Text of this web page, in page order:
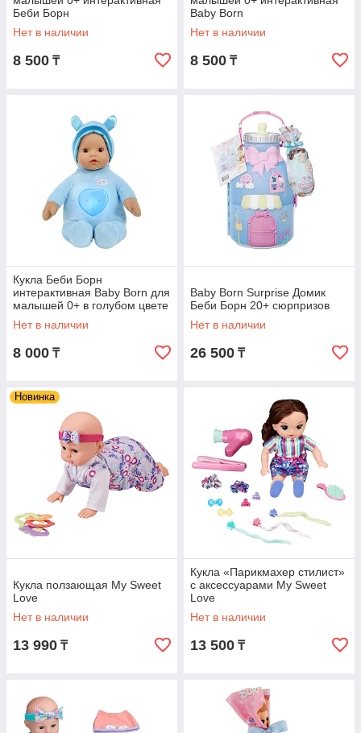
Беби Борн
Нет в наличии
8 500 ₸
Baby Born
Нет в наличии
8 500 ₸
Кукла Беби Борн
интерактивная Baby Born для
малышей 0+ в голубом цвете
Нет в наличии
8 000 ₸
Baby Born Surprise Домик
Беби Борн 20+ сюрпризов
Нет в наличии
26 500 ₸
Новинка
Кукла ползающая My Sweet
Love
Нет в наличии
13 990 ₸
Кукла «Парикмахер стилист»
с аксессуарами My Sweet
Love
Нет в наличии
13 500 ₸